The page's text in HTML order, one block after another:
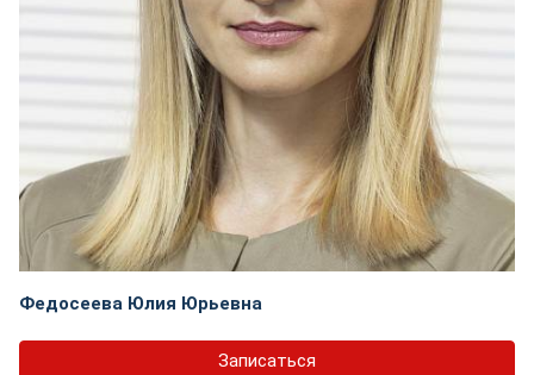
Федосеева Юлия Юрьевна
Записаться